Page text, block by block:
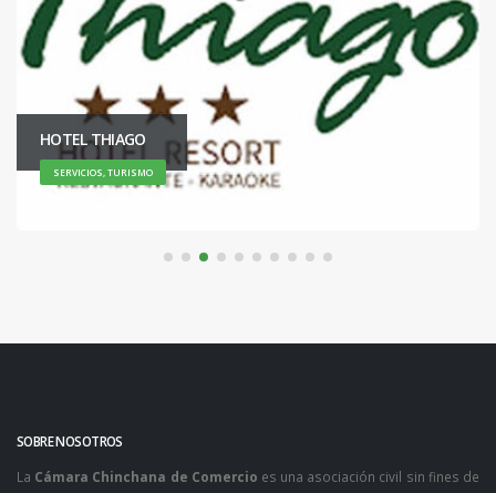
RECREOS TURISTICOS MAMAINE EIRL
TURISMO
SOBRE NOSOTROS
La Cámara Chinchana de Comercio es una asociación civil sin fines de